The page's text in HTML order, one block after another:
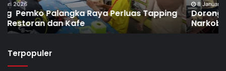
8 Januari 2026
Dorong Pembentukan Pos Terpadu Berantas
Narkoba di Puntun
Terpopuler